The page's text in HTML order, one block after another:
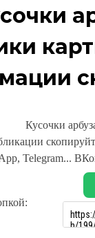
Кусочки
Telegram...